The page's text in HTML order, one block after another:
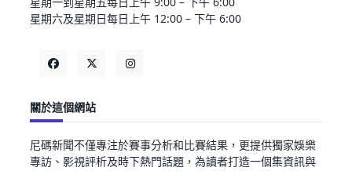
星期六及星期日每日上午 12:00 – 下午 6:00
關於這個網站
尼碼新聞不僅專注於賽事分析和比賽結果，更提供獨家娛樂
專訪、影視評析及時下熱門話題，為讀者打造一個集資訊與